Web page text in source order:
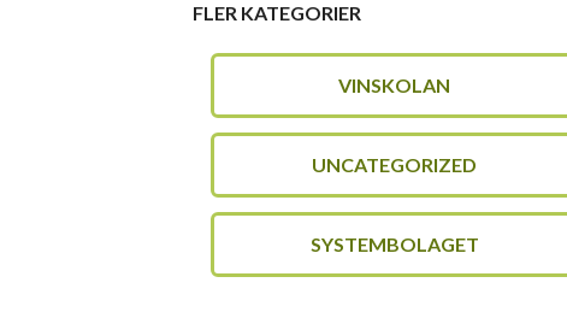
FLER KATEGORIER
VINSKOLAN
UNCATEGORIZED
SYSTEMBOLAGET